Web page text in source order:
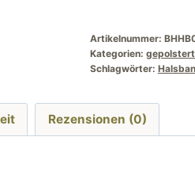
45
cm
Artikelnummer:
Kategorien:
Schlagwörter:
Rezensionen (0)